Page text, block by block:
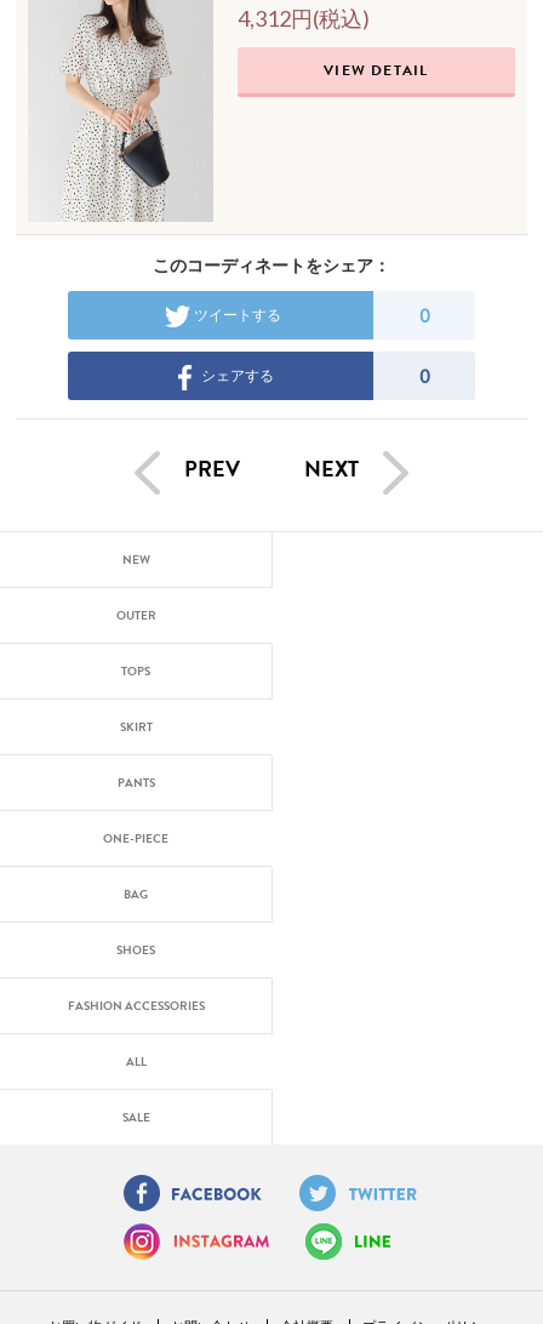
4,312円(税込)
VIEW DETAIL
このコーディネートをシェア：
ツイートする 0
シェアする 0
PREV NEXT
NEW
OUTER
TOPS
SKIRT
PANTS
ONE-PIECE
BAG
SHOES
FASHION ACCESSORIES
ALL
SALE